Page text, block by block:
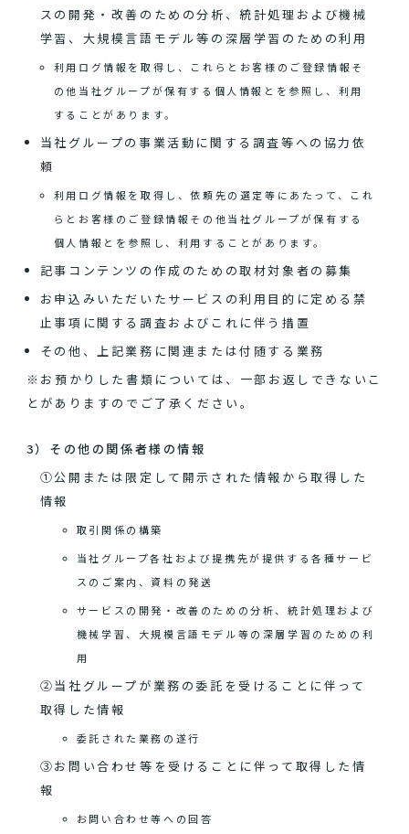
スの開発・改善のための分析、統計処理および機械
学習、大規模言語モデル等の深層学習のための利用
利用ログ情報を取得し、これらとお客様のご登録情報そ
の他当社グループが保有する個人情報とを参照し、利用
することがあります。
当社グループの事業活動に関する調査等への協力依
頼
利用ログ情報を取得し、依頼先の選定等にあたって、これ
らとお客様のご登録情報その他当社グループが保有する
個人情報とを参照し、利用することがあります。
記事コンテンツの作成のための取材対象者の募集
お申込みいただいたサービスの利用目的に定める禁
止事項に関する調査およびこれに伴う措置
その他、上記業務に関連または付随する業務
※お預かりした書類については、一部お返しできないこ
とがありますのでご了承ください。
3）その他の関係者様の情報
①公開または限定して開示された情報から取得した
情報
取引関係の構築
当社グループ各社および提携先が提供する各種サービ
スのご案内、資料の発送
サービスの開発・改善のための分析、統計処理および
機械学習、大規模言語モデル等の深層学習のための利
用
②当社グループが業務の委託を受けることに伴って
取得した情報
委託された業務の遂行
③お問い合わせ等を受けることに伴って取得した情
報
お問い合わせ等への回答